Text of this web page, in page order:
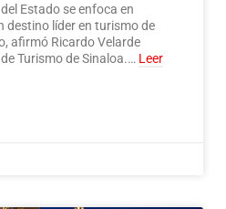
Estado se enfoca en
destino líder en turismo de
afirmó Ricardo Velarde
Turismo de Sinaloa.… Leer